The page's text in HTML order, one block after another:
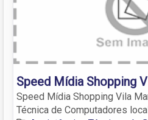
Speed Mídia Shopping
Speed Mídia Shopping Vila
Técnica de Computadores